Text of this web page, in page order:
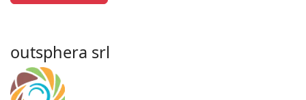
outsphera srl